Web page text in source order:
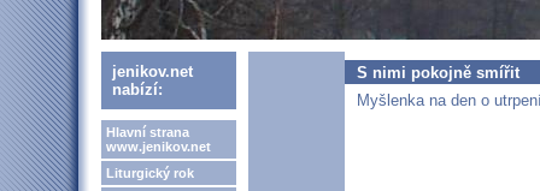
jenikov.net
nabízí:
Hlavní strana
www.jenikov.net
Liturgický rok
S nimi pokojně smířit
Myšlenka na den o